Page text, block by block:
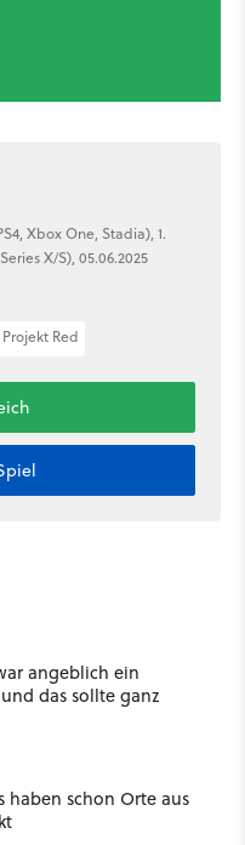
Xbox One, Stadia), 1.
X/S), 05.06.2025
Red
angeblich ein
das sollte ganz
haben schon Orte aus